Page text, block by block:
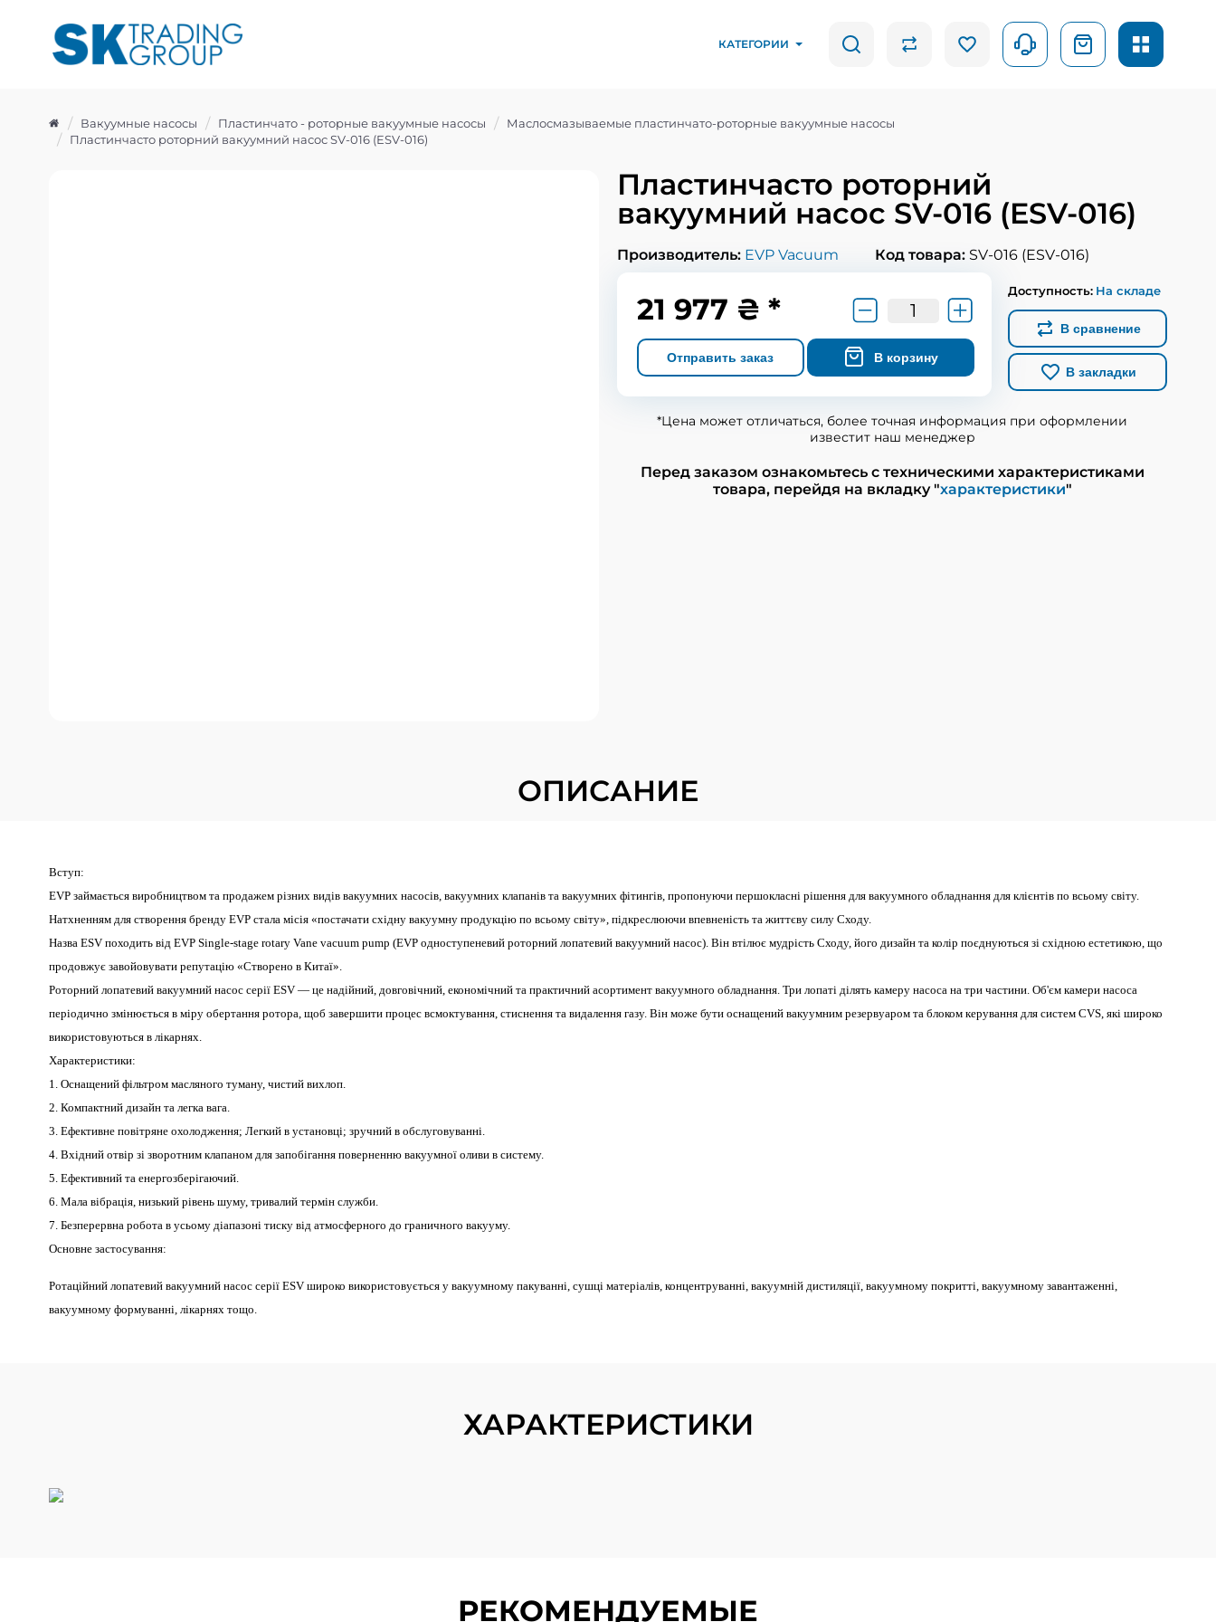
КАТЕГОРИИ
Вакуумные насосы Пластинчато - роторные вакуумные насосы
Маслосмазываемые пластинчато-роторные вакуумные насосы
Пластинчасто роторний вакуумний насос SV-016 (ESV-016)
Пластинчасто роторний
вакуумний насос SV-016 (ESV-016)
Производитель: EVP Vacuum Код товара: SV-016 (ESV-016)
21 977 ₴ *
Отправить заказ В корзину
Доступность: На складе
В сравнение
В закладки
*Цена может отличаться, более точная информация при оформлении
известит наш менеджер
Перед заказом ознакомьтесь с техническими характеристиками
товара, перейдя на вкладку "характеристики"
ОПИСАНИЕ
Вступ:
EVP займається виробництвом та продажем різних видів вакуумних насосів, вакуумних клапанів та вакуумних фітингів, пропонуючи першокласні рішення для вакуумного обладнання для клієнтів по всьому світу.
Натхненням для створення бренду EVP стала місія «постачати східну вакуумну продукцію по всьому світу», підкреслюючи впевненість та життєву силу Сходу.
Назва ESV походить від EVP Single-stage rotary Vane vacuum pump (EVP одноступеневий роторний лопатевий вакуумний насос). Він втілює мудрість Сходу, його дизайн та колір поєднуються зі східною естетикою, що
продовжує завойовувати репутацію «Створено в Китаї».
Роторний лопатевий вакуумний насос серії ESV — це надійний, довговічний, економічний та практичний асортимент вакуумного обладнання. Три лопаті ділять камеру насоса на три частини. Об'єм камери насоса
періодично змінюється в міру обертання ротора, щоб завершити процес всмоктування, стиснення та видалення газу. Він може бути оснащений вакуумним резервуаром та блоком керування для систем CVS, які широко
використовуються в лікарнях.
Характеристики:
1. Оснащений фільтром масляного туману, чистий вихлоп.
2. Компактний дизайн та легка вага.
3. Ефективне повітряне охолодження; Легкий в установці; зручний в обслуговуванні.
4. Вхідний отвір зі зворотним клапаном для запобігання поверненню вакуумної оливи в систему.
5. Ефективний та енергозберігаючий.
6. Мала вібрація, низький рівень шуму, тривалий термін служби.
7. Безперервна робота в усьому діапазоні тиску від атмосферного до граничного вакууму.
Основне застосування:
Ротаційний лопатевий вакуумний насос серії ESV широко використовується у вакуумному пакуванні, сушці матеріалів, концентруванні, вакуумній дистиляції, вакуумному покритті, вакуумному завантаженні,
вакуумному формуванні, лікарнях тощо.
ХАРАКТЕРИСТИКИ
РЕКОМЕНДУЕМЫЕ